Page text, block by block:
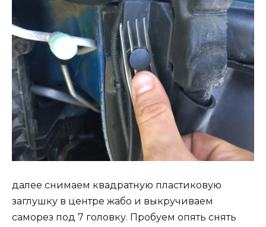
далее снимаем квадратную пластиковую
заглушку в центре жабо и выкручиваем
саморез под 7 головку. Пробуем опять снять